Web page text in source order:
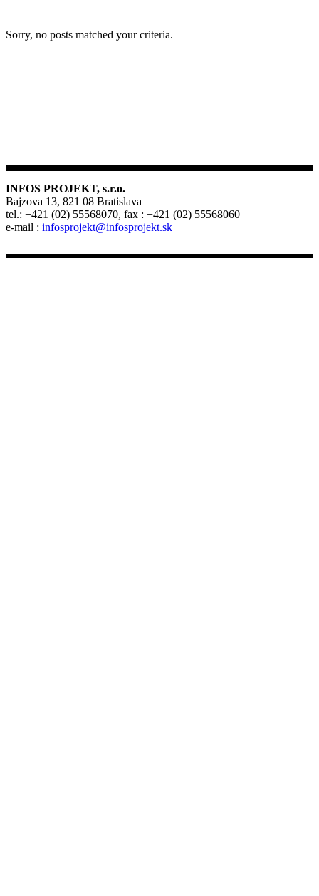
Sorry, no posts matched your criteria.
INFOS PROJEKT, s.r.o.
Bajzova 13, 821 08 Bratislava
tel.: +421 (02) 55568070, fax : +421 (02) 55568060
e-mail : infosprojekt@infosprojekt.sk